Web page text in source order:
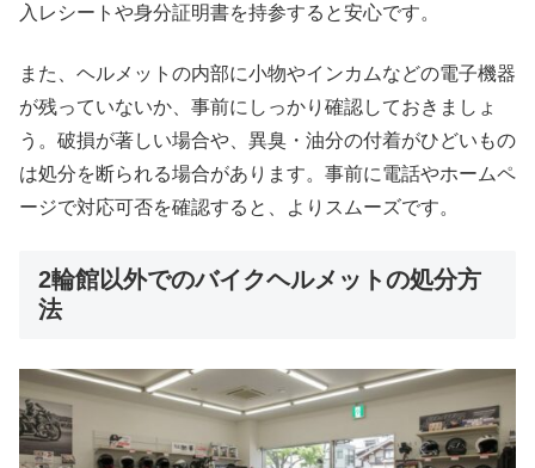
入レシートや身分証明書を持参すると安心です。
また、ヘルメットの内部に小物やインカムなどの電子機器
が残っていないか、事前にしっかり確認しておきましょ
う。破損が著しい場合や、異臭・油分の付着がひどいもの
は処分を断られる場合があります。事前に電話やホームペ
ージで対応可否を確認すると、よりスムーズです。
2輪館以外でのバイクヘルメットの処分方
法